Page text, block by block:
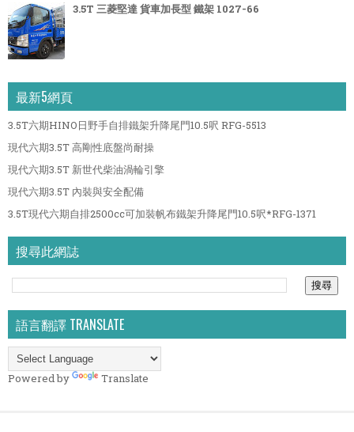
3.5T 三菱堅達 貨車加長型 鐵架 1027-66
最新5網頁
3.5T六期HINO日野手自排鐵架升降尾門10.5呎 RFG-5513
現代六期3.5T 高剛性底盤尚耐操
現代六期3.5T 新世代柴油渦輪引擎
現代六期3.5T 內裝與安全配備
3.5T現代六期自排2500cc可加裝帆布鐵架升降尾門10.5呎*RFG-1371
搜尋此網誌
語言翻譯 TRANSLATE
Powered by Translate